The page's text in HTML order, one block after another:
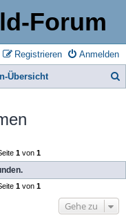
Forum
Anmelden
Registrieren
Übersicht
1von 1
1von 1
Gehe zu